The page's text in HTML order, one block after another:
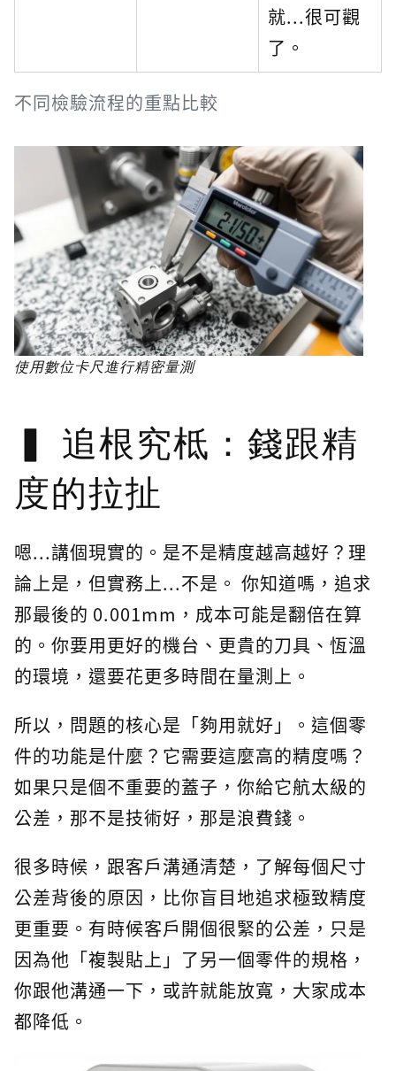
不同檢驗流程的重點比較
就...很可觀
了。
使用數位卡尺進行精密量測
追根究柢：錢跟精
度的拉扯
嗯...講個現實的。是不是精度越高越好？理
論上是，但實務上...不是。 你知道嗎，追求
那最後的 0.001mm，成本可能是翻倍在算
的。你要用更好的機台、更貴的刀具、恆溫
的環境，還要花更多時間在量測上。
所以，問題的核心是「夠用就好」。這個零
件的功能是什麼？它需要這麼高的精度嗎？
如果只是個不重要的蓋子，你給它航太級的
公差，那不是技術好，那是浪費錢。
很多時候，跟客戶溝通清楚，了解每個尺寸
公差背後的原因，比你盲目地追求極致精度
更重要。有時候客戶開個很緊的公差，只是
因為他「複製貼上」了另一個零件的規格，
你跟他溝通一下，或許就能放寬，大家成本
都降低。